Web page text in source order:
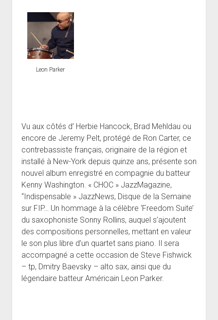
Leon Parker
Vu aux côtés d’ Herbie Hancock, Brad Mehldau ou
encore de Jeremy Pelt, protégé de Ron Carter, ce
contrebassiste français, originaire de la région et
installé à New-York depuis quinze ans, présente son
nouvel album enregistré en compagnie du batteur
Kenny Washington. « CHOC » JazzMagazine,
“Indispensable » JazzNews, Disque de la Semaine
sur FIP… Un hommage à la célèbre ‘Freedom Suite’
du saxophoniste Sonny Rollins, auquel s’ajoutent
des compositions personnelles, mettant en valeur
le son plus libre d’un quartet sans piano. Il sera
accompagné a cette occasion de Steve Fishwick
– tp, Dmitry Baevsky – alto sax, ainsi que du
légendaire batteur Américain Leon Parker.